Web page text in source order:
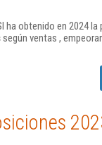
ha obtenido en 2024 la
según ventas ,